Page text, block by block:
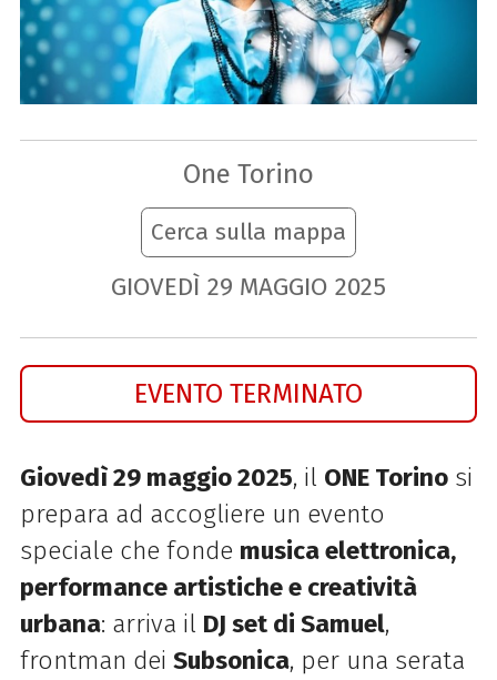
One Torino
Cerca sulla mappa
GIOVEDÌ 29 MAGGIO 2025
EVENTO TERMINATO
Giovedì 29 maggio 2025, il ONE Torinosi
prepara ad accogliere un evento
speciale che fonde musica elettronica,
performance artistiche e creatività
urbana: arriva il DJ set di Samuel,
frontman dei Subsonica, per una serata